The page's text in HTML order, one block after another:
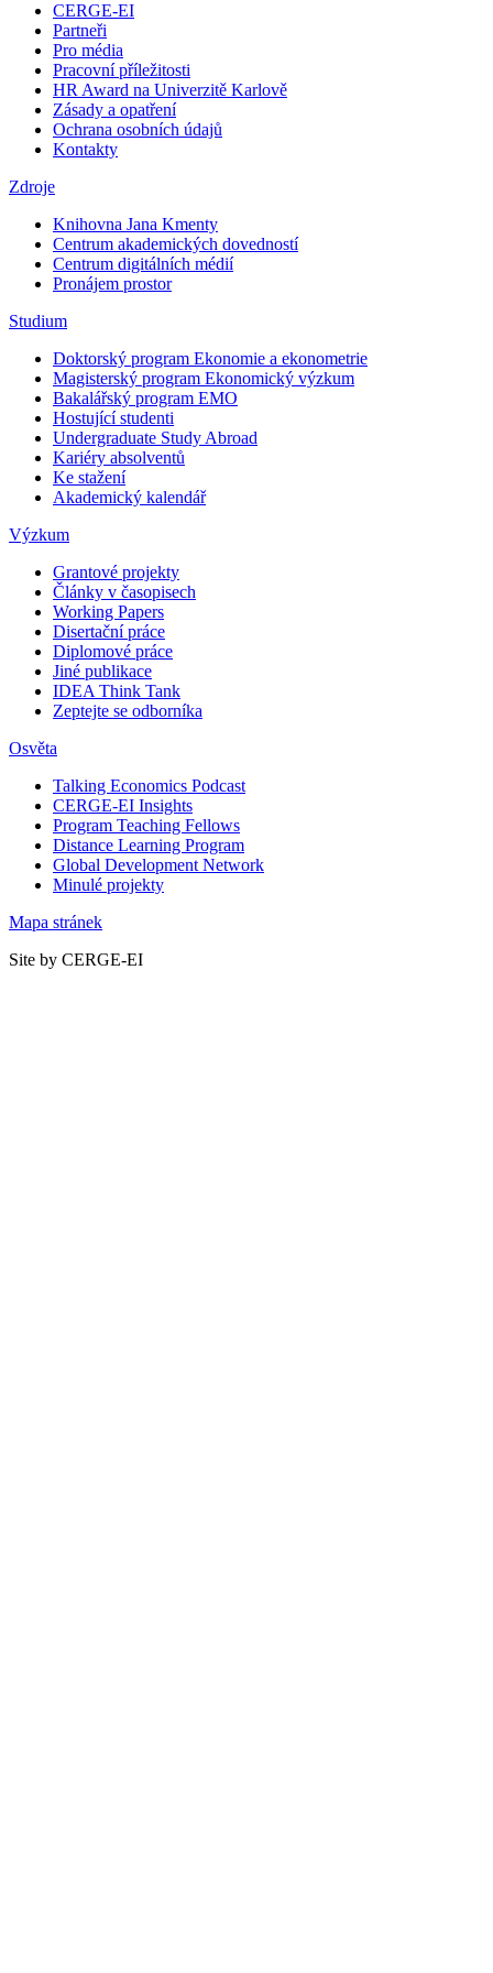
CERGE-EI
Partneři
Pro média
Pracovní příležitosti
HR Award na Univerzitě Karlově
Zásady a opatření
Ochrana osobních údajů
Kontakty
Zdroje
Knihovna Jana Kmenty
Centrum akademických dovedností
Centrum digitálních médií
Pronájem prostor
Studium
Doktorský program Ekonomie a ekonometrie
Magisterský program Ekonomický výzkum
Bakalářský program EMO
Hostující studenti
Undergraduate Study Abroad
Kariéry absolventů
Ke stažení
Akademický kalendář
Výzkum
Grantové projekty
Články v časopisech
Working Papers
Disertační práce
Diplomové práce
Jiné publikace
IDEA Think Tank
Zeptejte se odborníka
Osvěta
Talking Economics Podcast
CERGE-EI Insights
Program Teaching Fellows
Distance Learning Program
Global Development Network
Minulé projekty
Mapa stránek
Site by CERGE-EI